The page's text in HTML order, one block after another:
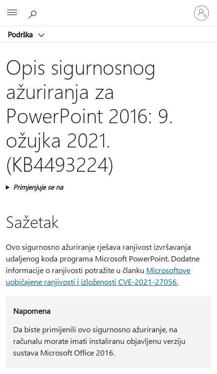
Podrška
Prijavite
se
u
račun
Opis sigurnosnog
ažuriranja za
PowerPoint 2016: 9.
ožujka 2021.
(KB4493224)
Primjenjuje se na
Sažetak
Ovo sigurnosno ažuriranje rješava ranjivost izvršavanja
udaljenog koda programa Microsoft PowerPoint. Dodatne
informacije o ranjivosti potražite u članku Microsoftove
uobičajene ranjivosti i izloženosti CVE-2021-27056.
Napomena
Da biste primijenili ovo sigurnosno ažuriranje, na
računalu morate imati instaliranu objavljenu verziju
sustava Microsoft Office 2016.